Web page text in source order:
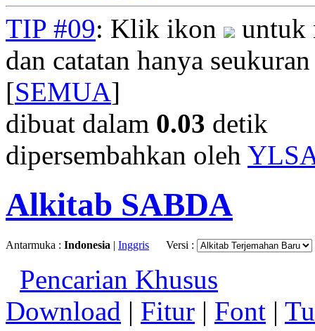
TIP #09: Klik ikon
untuk
dan catatan hanya
[SEMUA]
dibuat dalam 0.03 detik
dipersembahkan oleh
Alkitab SABDA
Antarmuka : Indonesia | Inggris Versi :
Pencarian Khusus
Download | Fitur | Font |